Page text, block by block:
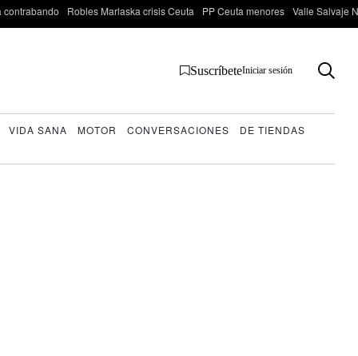
contrabando Robles Marlaska crisis Ceuta PP Ceuta menores Valle Salvaje
SuscríbeteIniciar sesión
VIDA SANA MOTOR CONVERSACIONES DE TIENDAS